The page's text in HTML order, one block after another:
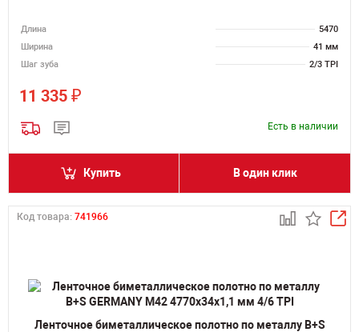
Длина
5470
Ширина
41 мм
Шаг зуба
2/3 TPI
11 335 ₽
Есть в наличии
Купить В один клик
Код товара: 741966
Ленточное биметаллическое полотно по металлу B+S